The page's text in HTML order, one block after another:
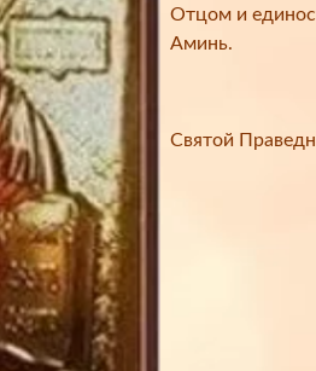
Отцом и
Аминь.
Святой